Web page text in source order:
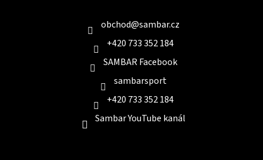
obchod@sambar.cz
+420 733 352 184
SAMBAR Facebook
sambarsport
+420 733 352 184
Sambar YouTube kanál